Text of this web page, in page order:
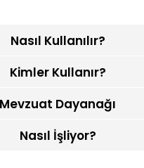
Nasıl Kullanılır?
Kimler Kullanır?
Mevzuat Dayanağı
Nasıl İşliyor?